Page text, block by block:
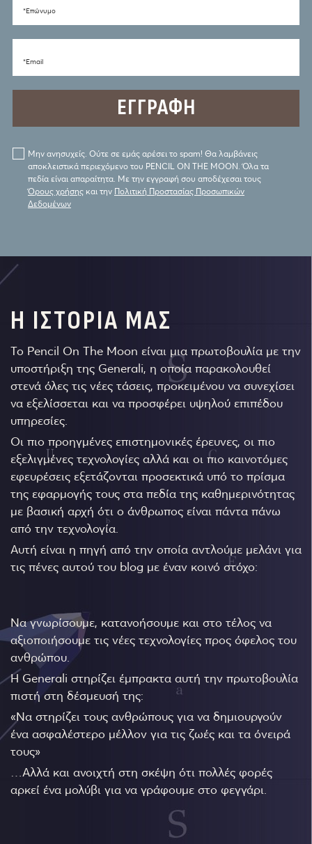
*Eπώνυμο
*Email
Μην ανησυχείς. Ούτε σε εμάς αρέσει το spam! Θα λαμβάνεις
αποκλειστικά περιεχόμενο του PENCIL ON THE MOON. Όλα τα
πεδία είναι απαραίτητα. Με την εγγραφή σου αποδέχεσαι τους
Όρους χρήσης και την Πολιτική Προστασίας Προσωπικών
Δεδομένων
Η ΙΣΤΟΡΙΑ ΜΑΣ
Το Pencil On The Moon είναι μια πρωτοβουλία με την
υποστήριξη της Generali, η οποία παρακολουθεί
στενά όλες τις νέες τάσεις, προκειμένου να συνεχίσει
να εξελίσσεται και να προσφέρει υψηλού επιπέδου
υπηρεσίες.
Οι πιο προηγμένες επιστημονικές έρευνες, οι πιο
εξελιγμένες τεχνολογίες αλλά και οι πιο καινοτόμες
εφευρέσεις εξετάζονται προσεκτικά υπό το πρίσμα
της εφαρμογής τους στα πεδία της καθημερινότητας
με βασική αρχή ότι ο άνθρωπος είναι πάντα πάνω
από την τεχνολογία.
Αυτή είναι η πηγή από την οποία αντλούμε μελάνι για
τις πένες αυτού του blog με έναν κοινό στόχο:
Να γνωρίσουμε, κατανοήσουμε και στο τέλος να
αξιοποιήσουμε τις νέες τεχνολογίες προς όφελος του
ανθρώπου.
Η Generali στηρίζει έμπρακτα αυτή την πρωτοβουλία
πιστή στη δέσμευσή της:
«Να στηρίζει τους ανθρώπους για να δημιουργούν
ένα ασφαλέστερο μέλλον για τις ζωές και τα όνειρά
τους»
…Αλλά και ανοιχτή στη σκέψη ότι πολλές φορές
αρκεί ένα μολύβι για να γράφουμε στο φεγγάρι.